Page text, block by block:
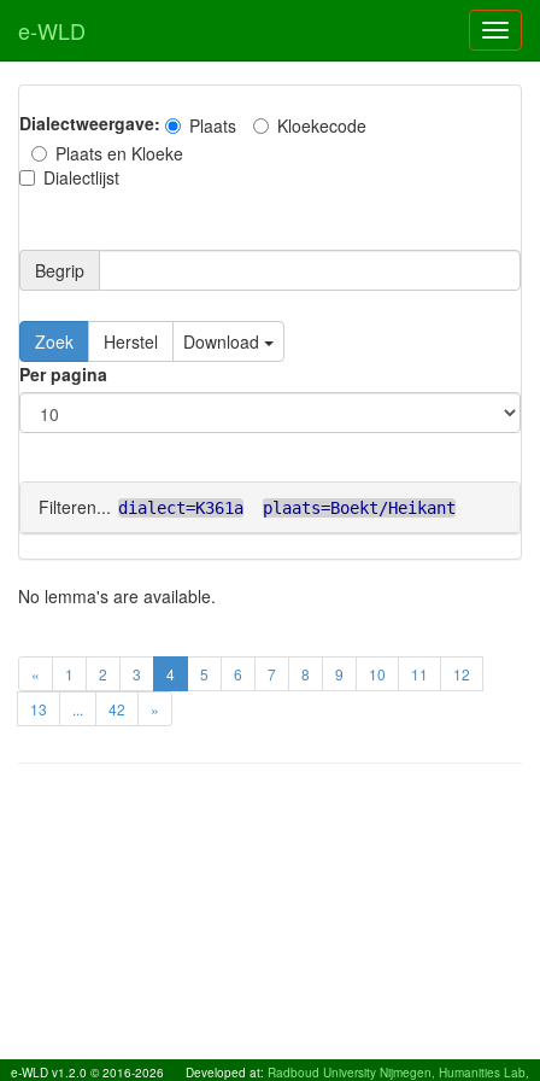
e-WLD
Dialectweergave: Plaats
Kloekecode
Plaats en Kloeke
Dialectlijst
Begrip
Zoek Herstel
Download
Per pagina
Filteren... dialect=K361a plaats=Boekt/Heikant
No lemma's are available.
« 1 2 3 4 5 6 7 8 9 10 11
12
13
... 42 »
e-WLD v1.2.0 © 2016-2026 Developed at: Radboud University Nijmegen, Humanities Lab,